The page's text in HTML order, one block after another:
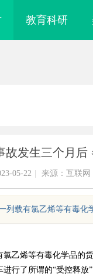
教育科研
故发生三个月
05-22 来源：互联网
列载有氯乙烯等有毒
乙烯等有毒化学品的
行了所谓的“受控释
院的兴起与未来发展